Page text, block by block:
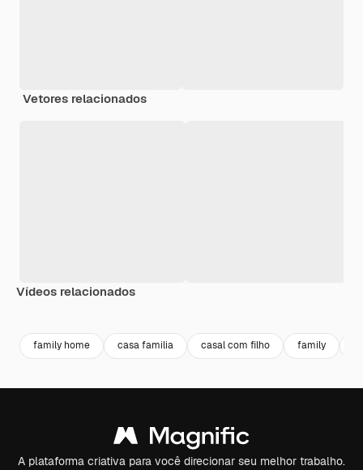
Vetores relacionados
Vídeos relacionados
family home casa familia casal com filho family
A plataforma criativa para você direcionar seu melhor trabalho.